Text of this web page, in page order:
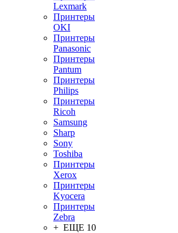
Lexmark
Принтеры
OKI
Принтеры
Panasonic
Принтеры
Pantum
Принтеры
Philips
Принтеры
Ricoh
Samsung
Sharp
Sony
Toshiba
Принтеры
Xerox
Принтеры
Kyocera
Принтеры
Zebra
+ ЕЩЕ 10